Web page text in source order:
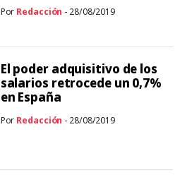
Por Redacción - 28/08/2019
El poder adquisitivo de los
salarios retrocede un 0,7%
en España
Por Redacción - 28/08/2019